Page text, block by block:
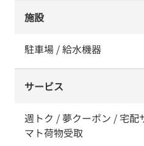
施設
駐車場 / 給水機器
サービス
週トク / 夢クーポン / 宅配
マト荷物受取